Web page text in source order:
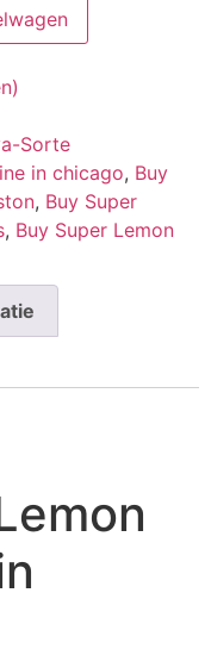
Sorte
in chicago, Buy
, Buy Super
, Buy Super Lemon